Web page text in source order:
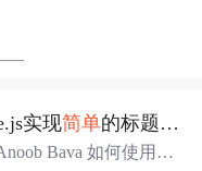
实现简单的标题更改
如何使用Vu